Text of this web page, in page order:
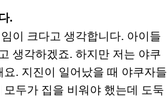
.
이 크다고 생각합니다. 아이들
생각하겠죠. 하지만 저는 야쿠
. 지진이 일어났을 때 야쿠자들
두가 집을 비워야 했는데 도둑